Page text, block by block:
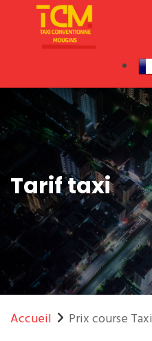
Tarif taxi
Accueil Prix course Taxi